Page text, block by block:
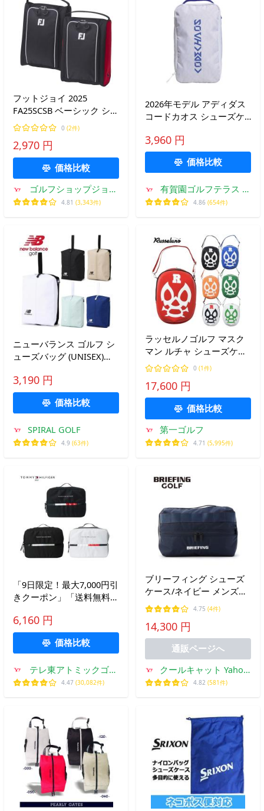
フットジョイ 2025
FA25SCSB ベーシック シュ
ーズバッグ
0 (2件)
2,970 円
価格比較
ゴルフショップジョプ
ロ
4.81 (3,343件)
2026年モデル アディダス
コードカオス シューズケ
イト
3,960 円
価格比較
有賀園ゴルフテラス ア
ウトレット
4.86 (654件)
ニューバランス ゴルフ シ
ューズバッグ (UNISEX)
6984014
3,190 円
価格比較
SPIRAL GOLF
4.9 (63件)
ラッセルノゴルフ マスク
マン ルチャ シューズケー
ス LUCHA SHOES CASE シ
ューズバッグ Russeluno
RS-0002936
0 (1件)
17,600 円
価格比較
第一ゴルフ
4.71 (5,995件)
「9日限定！最大7,000円引
きクーポン」「送料無料」
フ シグネチャーシリーズ
シューズケース
THMG6SEB
6,160 円
価格比較
テレ東アトミックゴル
フヤフー店
4.47 (30,082件)
ブリーフィング シューズ
ケース/ネイビー メンズ
GOLF/CS brg251g18
BRIEFING【選べるノベル
ティ付】
4.75 (4件)
14,300 円
通販ページへ
クールキャット Yahoo!
ショップ
4.82 (581件)